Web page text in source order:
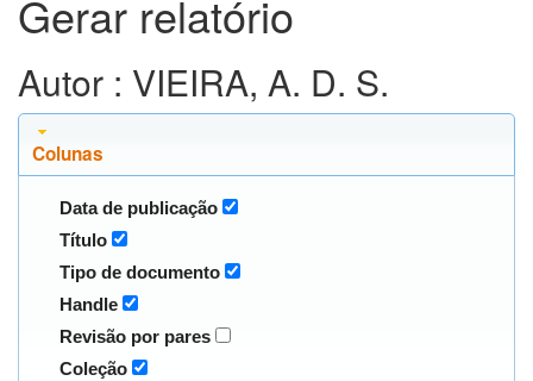
Gerar relatório
Autor : VIEIRA, A. D. S.
Colunas
Data de publicação
Título
Tipo de documento
Handle
Revisão por pares
Coleção